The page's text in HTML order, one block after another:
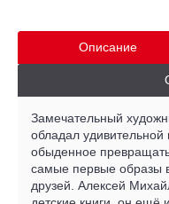
Описание
Замечательный
обладал
обыденное
самые первые образы
друзей. Алексей